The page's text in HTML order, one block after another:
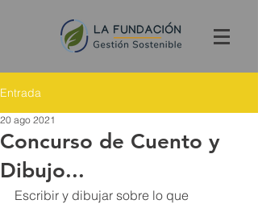
Entrada
Concurso de Cuento y
Dibujo...
20 ago 2021
Escribir y dibujar sobre lo que